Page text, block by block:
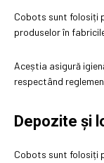
Cobots sunt folosiți
produselor în
Aceștia asigură
respectând
Depozite și
Cobots sunt folosiți